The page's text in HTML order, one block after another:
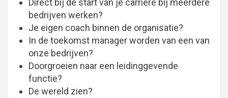
Direct bij de start van je carrière bij meerdere
bedrijven werken?
Je eigen coach binnen de organisatie?
In de toekomst manager worden van een van
onze bedrijven?
Doorgroeien naar een leidinggevende
functie?
De wereld zien?